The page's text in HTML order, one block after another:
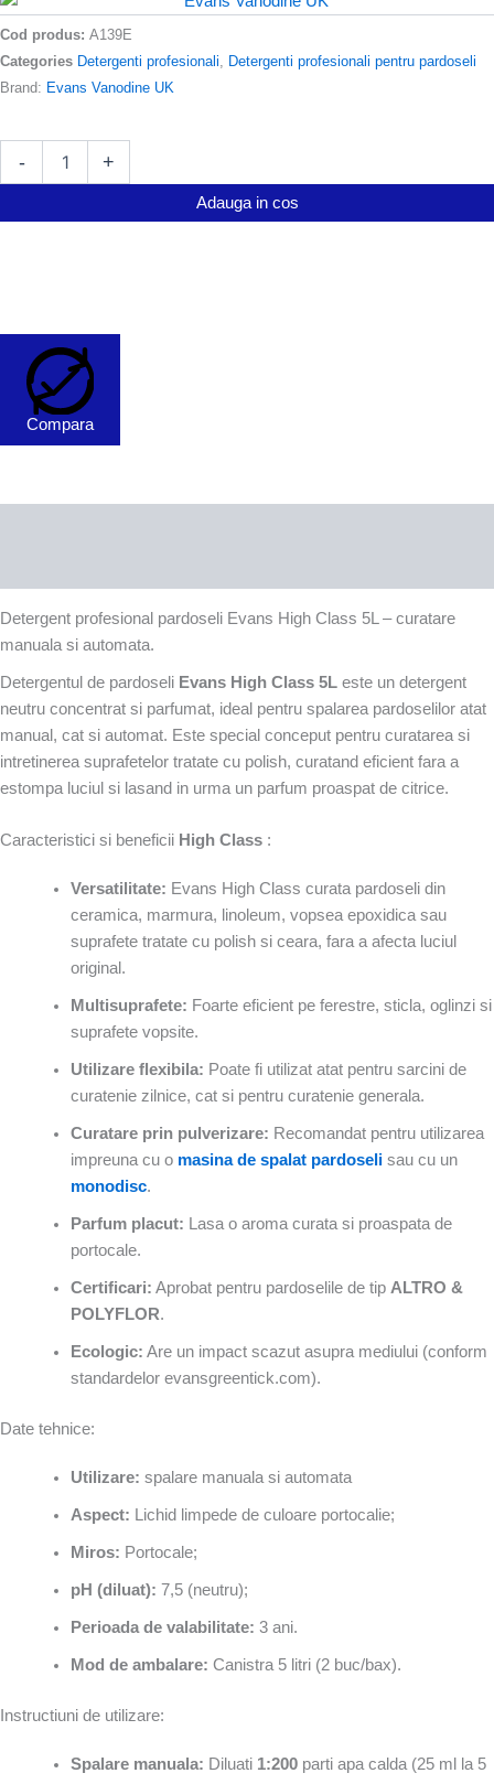
Cod produs: A139E
Categories Detergenti profesionali, Detergenti profesionali pentru pardoseli
Brand: Evans Vanodine UK
-
Detergent
+
Adauga in cos
Compara
Detergent profesional pardoseli Evans High Class 5L – curatare
manuala si automata.
Detergentul de pardoseli Evans High Class 5L este un detergent
neutru concentrat si parfumat, ideal pentru spalarea pardoselilor atat
manual, cat si automat. Este special conceput pentru curatarea si
intretinerea suprafetelor tratate cu polish, curatand eficient fara a
estompa luciul si lasand in urma un parfum proaspat de citrice.
Caracteristici si beneficii High Class :
Versatilitate: Evans High Class curata pardoseli din
ceramica, marmura, linoleum, vopsea epoxidica sau
suprafete tratate cu polish si ceara, fara a afecta luciul
original.
Multisuprafete: Foarte eficient pe ferestre, sticla, oglinzi si
suprafete vopsite.
Utilizare flexibila: Poate fi utilizat atat pentru sarcini de
curatenie zilnice, cat si pentru curatenie generala.
Curatare prin pulverizare: Recomandat pentru utilizarea
impreuna cu o masina de spalat pardoselisau cu un
monodisc.
Parfum placut: Lasa o aroma curata si proaspata de
portocale.
Certificari: Aprobat pentru pardoselile de tip ALTRO &
POLYFLOR.
Ecologic: Are un impact scazut asupra mediului (conform
standardelor evansgreentick.com).
Date tehnice:
Utilizare: spalare manuala si automata
Aspect: Lichid limpede de culoare portocalie;
Miros: Portocale;
pH (diluat): 7,5 (neutru);
Perioada de valabilitate: 3 ani.
Mod de ambalare: Canistra 5 litri (2 buc/bax).
Instructiuni de utilizare:
Spalare manuala: Diluati 1:200parti apa calda (25 ml la 5